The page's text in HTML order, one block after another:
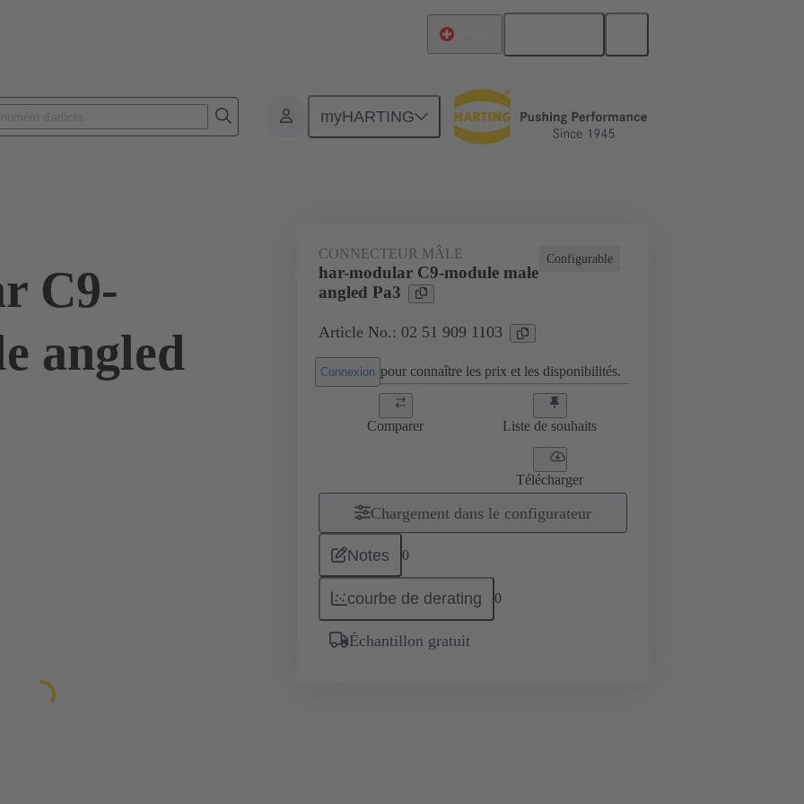
myHARTING
Connecteurs carte à carte Produits Raccordement carte mère à carte fille
C9-
angled
Configurable
CONNECTEUR MÂLE
har-modular C9-module male
angled Pa3
Article No.: 02 51 909 1103
Connexion pour connaître les prix et les disponibilités.
Comparer Liste de souhaits
Télécharger
Chargement dans le configurateur
Notes 0
courbe de derating 0
Échantillon gratuit